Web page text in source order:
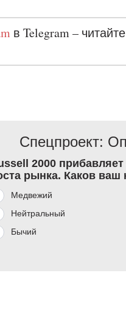
в Telegram –
Спецпроект:
2000
рынка. Каков ваш
Медвежий
Нейтральный
Бычий